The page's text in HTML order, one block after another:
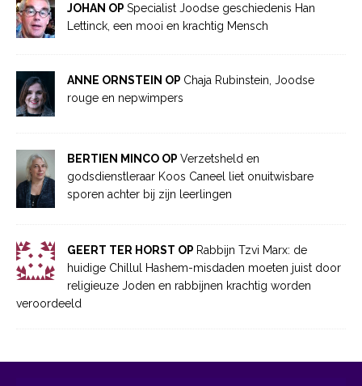
JOHAN OP Specialist Joodse geschiedenis Han
Lettinck, een mooi en krachtig Mensch
ANNE ORNSTEIN OP Chaja Rubinstein, Joodse
rouge en nepwimpers
BERTIEN MINCO OP Verzetsheld en
godsdienstleraar Koos Caneel liet onuitwisbare
sporen achter bij zijn leerlingen
GEERT TER HORST OP Rabbijn Tzvi Marx: de
huidige Chillul Hashem-misdaden moeten juist door
religieuze Joden en rabbijnen krachtig worden
veroordeeld